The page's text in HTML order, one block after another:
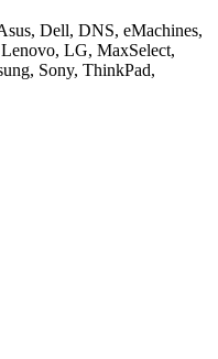
Dell, DNS, eMachines,
LG, MaxSelect,
Sony, ThinkPad,